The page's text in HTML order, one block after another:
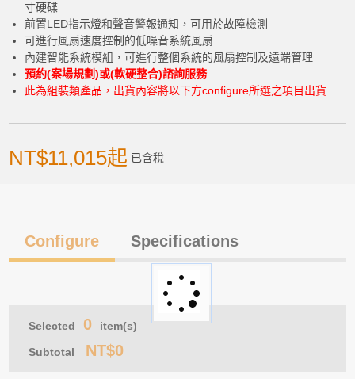
寸硬碟
前置LED指示燈和聲音警報通知，可用於故障檢測
可進行風扇速度控制的低噪音系統風扇
內建智能系統模組，可進行整個系統的風扇控制及遠端管理
預約(案場規劃)或(軟硬整合)諮詢服務
此為組裝類產品，出貨內容將以下方configure所選之項目出貨
NT$11,015起 已含稅
產品已加入購物車
Configure Specifications
Selected 0 item(s)
Subtotal NT$0